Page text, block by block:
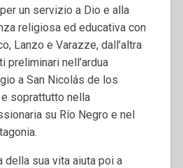
un servizio a Dio e alla
religiosa ed educativa con
Lanzo e Varazze, dall’altra
preliminari nell’ardua
a San Nicolás de los
soprattutto nella
su Río Negro e nel
della sua vita aiuta poi a